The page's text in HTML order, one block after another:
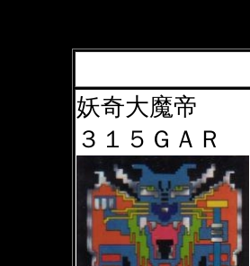
妖奇大魔帝
３１５ＧＡＲ